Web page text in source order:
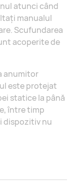
atunci când
manualul
Scufundarea
acoperite de
anumitor
este protejat
statice la până
între timp
dispozitiv nu